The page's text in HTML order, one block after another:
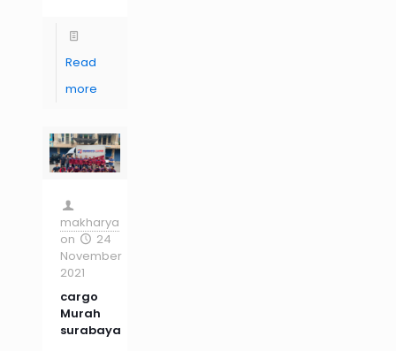
Read
more
makharya
on
24
November
2021
cargo
Murah
surabaya